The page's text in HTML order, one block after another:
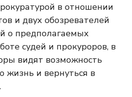
в отношении
и двух обозревателей
о предполагаемых
судей и прокуроров, в
видят возможность
жизнь и вернуться в